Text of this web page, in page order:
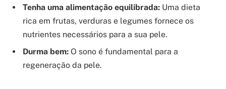
Tenha uma alimentação equilibrada: Uma dieta
rica em frutas, verduras e legumes fornece os
nutrientes necessários para a sua pele.
Durma bem: O sono é fundamental para a
regeneração da pele.